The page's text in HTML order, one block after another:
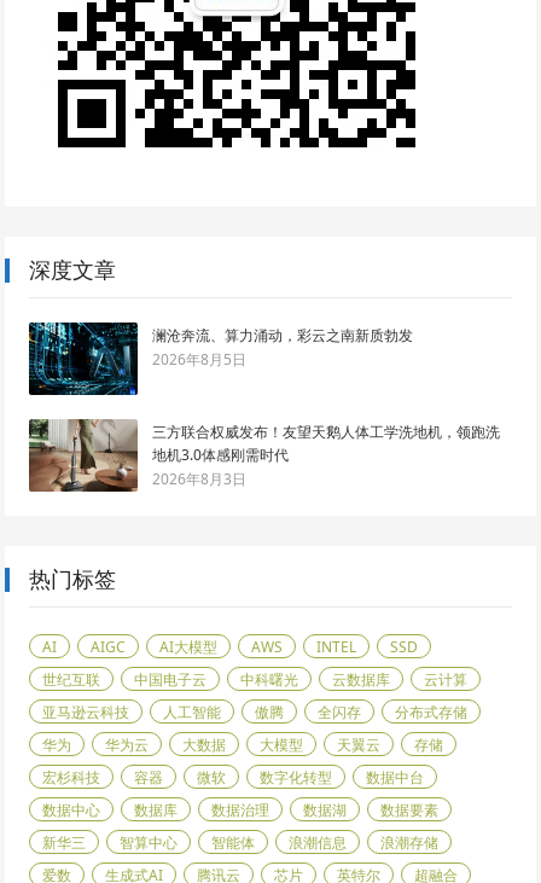
深度文章
澜沧奔流、算力涌动，彩云之南新质勃发
2026年8月5日
三方联合权威发布！友望天鹅人体工学洗地机，领跑洗
地机3.0体感刚需时代
2026年8月3日
热门标签
AI AIGC AI大模型 AWS INTEL
SSD
世纪互联
中国电子云 中科曙光 云数据库
云计算
亚马逊云科技
人工智能 傲腾 全闪存
分布式存储
华为
华为云 大数据 大模型 天翼云
存储
宏杉科技
容器 微软 数字化转型
数据中台
数据中心
数据库 数据治理 数据湖
数据要素
新华三
智算中心 智能体 浪潮信息
浪潮存储
爱数
生成式AI 腾讯云 芯片 英特尔 超融合